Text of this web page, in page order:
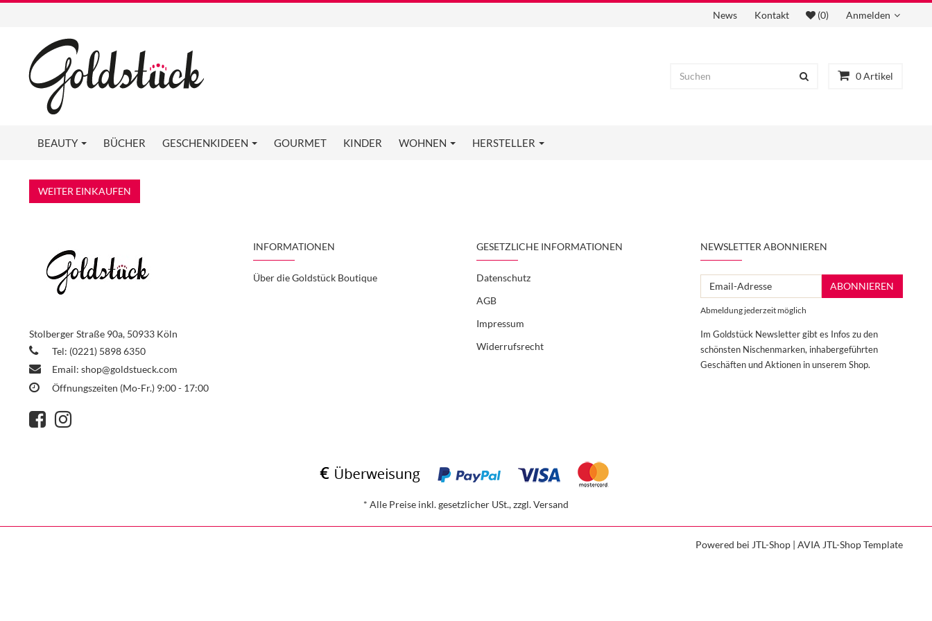
News Kontakt (0) Anmelden
0Artikel
BEAUTY BÜCHER GESCHENKIDEEN GOURMET KINDER WOHNEN HERSTELLER
WEITER EINKAUFEN
Stolberger Straße 90a, 50933 Köln
Tel: (0221) 5898 6350
Email: shop@goldstueck.com
Öffnungszeiten (Mo-Fr.) 9:00 - 17:00
INFORMATIONEN
Über die Goldstück Boutique
GESETZLICHE INFORMATIONEN
Datenschutz
AGB
Impressum
Widerrufsrecht
NEWSLETTER ABONNIEREN
Email-
Adresse
ABONNIEREN
Abmeldung jederzeit möglich
Im Goldstück Newsletter gibt es Infos zu den
schönsten Nischenmarken, inhabergeführten
Geschäften und Aktionen in unserem Shop.
* Alle Preise inkl. gesetzlicher USt., zzgl.Versand
Powered bei JTL-Shop | AVIA JTL-Shop Template